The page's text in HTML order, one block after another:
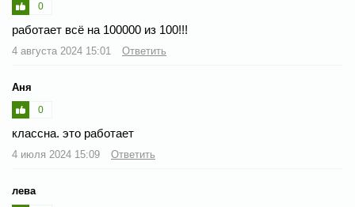
0
работает всё на 100000 из 100!!!
4 августа 2024 15:01 Ответить
Аня
0
классна. это работает
4 июля 2024 15:09 Ответить
лева